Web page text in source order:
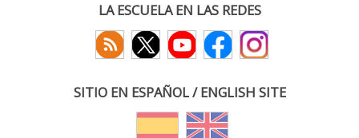
LA ESCUELA EN LAS REDES
SITIO EN ESPAÑOL / ENGLISH SITE